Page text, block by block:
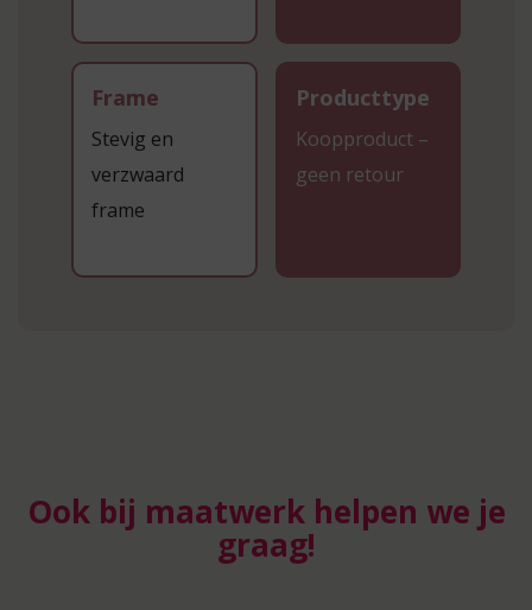
Frame
Stevig en
verzwaard
frame
Producttype
Koopproduct –
geen retour
Ook bij maatwerk helpen we je
graag!